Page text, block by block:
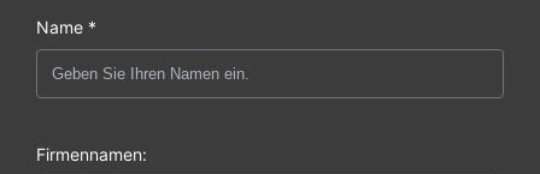
Name *
Firmennamen: